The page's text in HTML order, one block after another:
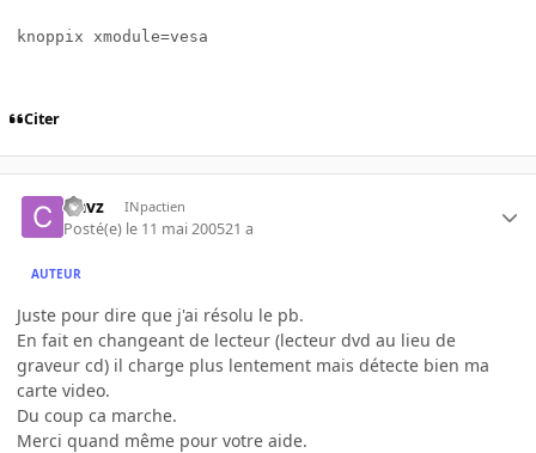
knoppix xmodule=vesa
Citer
clavz INpactien
Posté(e) le 11 mai 200521 a
AUTEUR
Juste pour dire que j'ai résolu le pb.
En fait en changeant de lecteur (lecteur dvd au lieu de
graveur cd) il charge plus lentement mais détecte bien ma
carte video.
Du coup ca marche.
Merci quand même pour votre aide.